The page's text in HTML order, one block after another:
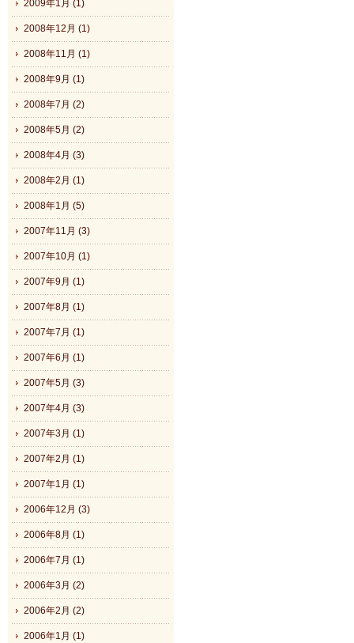
2009年1月 (1)
2008年12月 (1)
2008年11月 (1)
2008年9月 (1)
2008年7月 (2)
2008年5月 (2)
2008年4月 (3)
2008年2月 (1)
2008年1月 (5)
2007年11月 (3)
2007年10月 (1)
2007年9月 (1)
2007年8月 (1)
2007年7月 (1)
2007年6月 (1)
2007年5月 (3)
2007年4月 (3)
2007年3月 (1)
2007年2月 (1)
2007年1月 (1)
2006年12月 (3)
2006年8月 (1)
2006年7月 (1)
2006年3月 (2)
2006年2月 (2)
2006年1月 (1)